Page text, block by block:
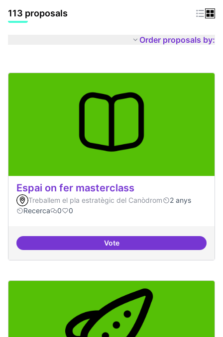
113 proposals
Order proposals by:
Espai on fer masterclass
Treballem el pla estratègic del Canòdrom
2 anys
Recerca
0 0
VoteEspai on fer masterclass